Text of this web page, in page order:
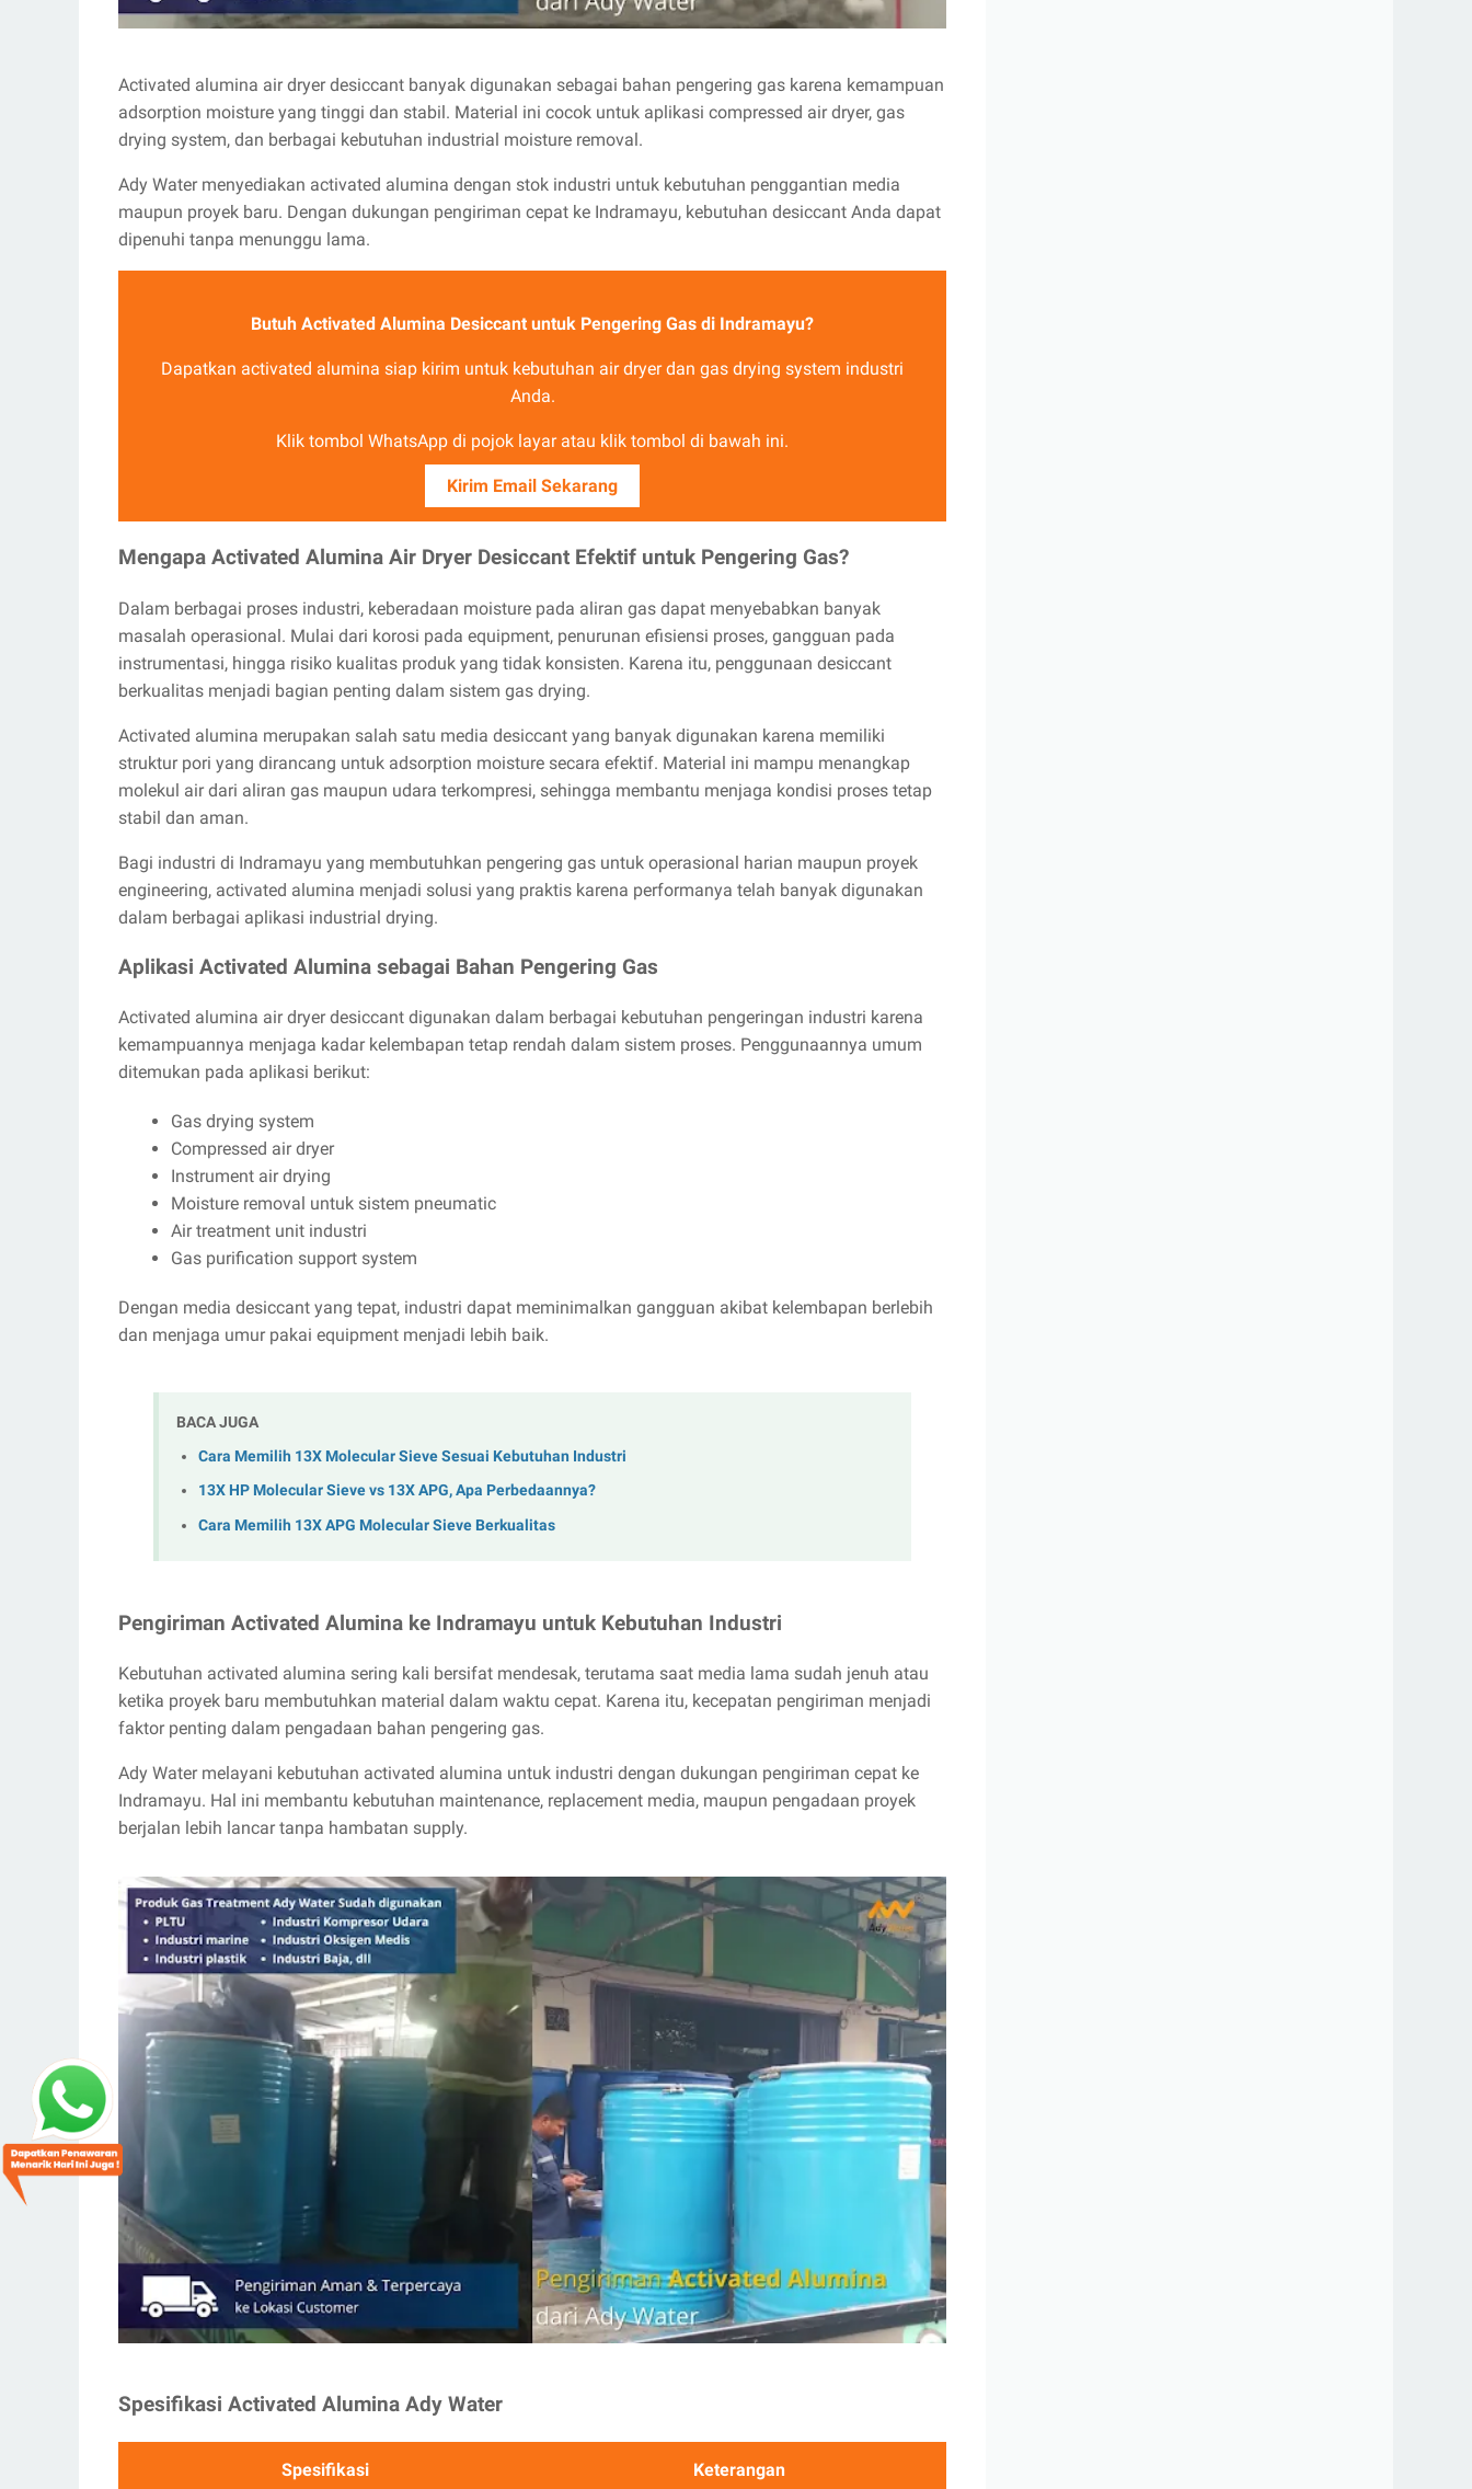
Activated alumina air dryer desiccant banyak digunakan sebagai bahan pengering gas karena kemampuan
adsorption moisture yang tinggi dan stabil. Material ini cocok untuk aplikasi compressed air dryer, gas
drying system, dan berbagai kebutuhan industrial moisture removal.
Ady Water menyediakan activated alumina dengan stok industri untuk kebutuhan penggantian media
maupun proyek baru. Dengan dukungan pengiriman cepat ke Indramayu, kebutuhan desiccant Anda dapat
dipenuhi tanpa menunggu lama.
Butuh Activated Alumina Desiccant untuk Pengering Gas di Indramayu?
Dapatkan activated alumina siap kirim untuk kebutuhan air dryer dan gas drying system industri
Anda.
Klik tombol WhatsApp di pojok layar atau klik tombol di bawah ini.
Kirim Email Sekarang
Mengapa Activated Alumina Air Dryer Desiccant Efektif untuk Pengering Gas?
Dalam berbagai proses industri, keberadaan moisture pada aliran gas dapat menyebabkan banyak
masalah operasional. Mulai dari korosi pada equipment, penurunan efisiensi proses, gangguan pada
instrumentasi, hingga risiko kualitas produk yang tidak konsisten. Karena itu, penggunaan desiccant
berkualitas menjadi bagian penting dalam sistem gas drying.
Activated alumina merupakan salah satu media desiccant yang banyak digunakan karena memiliki
struktur pori yang dirancang untuk adsorption moisture secara efektif. Material ini mampu menangkap
molekul air dari aliran gas maupun udara terkompresi, sehingga membantu menjaga kondisi proses tetap
stabil dan aman.
Bagi industri di Indramayu yang membutuhkan pengering gas untuk operasional harian maupun proyek
engineering, activated alumina menjadi solusi yang praktis karena performanya telah banyak digunakan
dalam berbagai aplikasi industrial drying.
Aplikasi Activated Alumina sebagai Bahan Pengering Gas
Activated alumina air dryer desiccant digunakan dalam berbagai kebutuhan pengeringan industri karena
kemampuannya menjaga kadar kelembapan tetap rendah dalam sistem proses. Penggunaannya umum
ditemukan pada aplikasi berikut:
Gas drying system
Compressed air dryer
Instrument air drying
Moisture removal untuk sistem pneumatic
Air treatment unit industri
Gas purification support system
Dengan media desiccant yang tepat, industri dapat meminimalkan gangguan akibat kelembapan berlebih
dan menjaga umur pakai equipment menjadi lebih baik.
BACA JUGA
Cara Memilih 13X Molecular Sieve Sesuai Kebutuhan Industri
13X HP Molecular Sieve vs 13X APG, Apa Perbedaannya?
Cara Memilih 13X APG Molecular Sieve Berkualitas
Pengiriman Activated Alumina ke Indramayu untuk Kebutuhan Industri
Kebutuhan activated alumina sering kali bersifat mendesak, terutama saat media lama sudah jenuh atau
ketika proyek baru membutuhkan material dalam waktu cepat. Karena itu, kecepatan pengiriman menjadi
faktor penting dalam pengadaan bahan pengering gas.
Ady Water melayani kebutuhan activated alumina untuk industri dengan dukungan pengiriman cepat ke
Indramayu. Hal ini membantu kebutuhan maintenance, replacement media, maupun pengadaan proyek
berjalan lebih lancar tanpa hambatan supply.
Spesifikasi Activated Alumina Ady Water
Spesifikasi Keterangan